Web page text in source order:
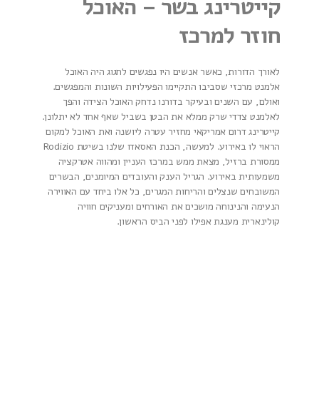
קייטרינג בשר – האוכל
חוזר למרכז
לאורך הדורות, כאשר אנשים היו נפגשים לחגוג היה האוכל
אלמנט מרכזי שסביבו התקיימו הפעילויות השונות והמפגשים.
ואולם, עם השנים ובעיקר בדורנו נדחק האוכל הצידה והפך
לאלמנט צדדי שרק ממלא את הבטן בשביל שאף אחד לא יתלונן.
קייטרינג דרום אמריקאי מחזיר עטרה ליושנה ואת האוכל למקום
הראוי לו באירוע. למעשה, הכנת האסאדו שלנו בשיטת Rodizio
ממסורת ברזיל, מצאת ממש במרכז העניין ומהווה אטרקציה
משמעותית באירוע. הגריל הענק והעובדים המיומנים, הבשרים
המשובחים שנצלים והריחות המגרים, כל אלו ביחד עם האווירה
הנעימה והנינוחה מושכים את האורחים ומעניקים חוויה
קולינארית מענגת אפילו לפני הביס הראשון.